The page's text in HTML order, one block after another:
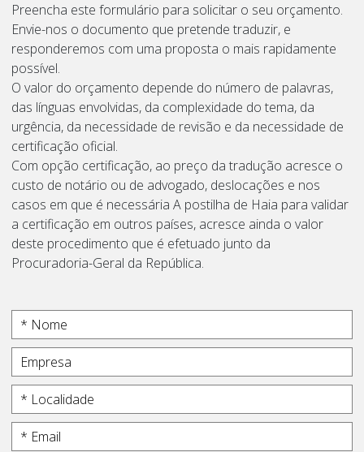
Preencha este formulário para solicitar o seu orçamento.
Envie-nos o documento que pretende traduzir, e
responderemos com uma proposta o mais rapidamente
possível.
O valor do orçamento depende do número de palavras,
das línguas envolvidas, da complexidade do tema, da
urgência, da necessidade de revisão e da necessidade de
certificação oficial.
Com opção certificação, ao preço da tradução acresce o
custo de notário ou de advogado, deslocações e nos
casos em que é necessária A postilha de Haia para validar
a certificação em outros países, acresce ainda o valor
deste procedimento que é efetuado junto da
Procuradoria-Geral da República.